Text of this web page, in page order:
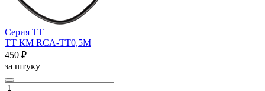
Серия ТТ
ТТ КМ RCA-ТТ0,5М
450 ₽
за штуку